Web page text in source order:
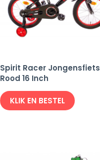
Spirit Racer Jongensfiets
Rood 16 Inch
KLIK EN BESTEL